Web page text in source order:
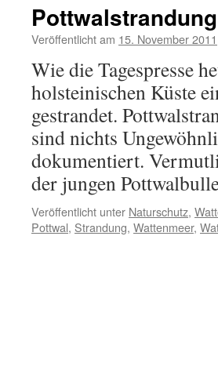
Veröffentlicht am 15. November 2011
Wie die Tagespresse
holsteinischen Küste
gestrandet.
sind nichts
dokumentiert.
der jungen
Veröffentlicht unter Naturschutz,
Pottwal, Strandung, Wattenmeer,